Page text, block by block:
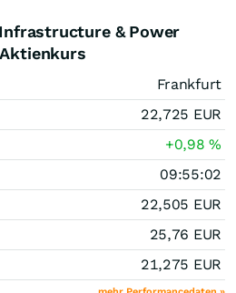
& Power
Frankfurt
22,725 EUR
+0,98%
09:55:02
22,505 EUR
25,76 EUR
21,275 EUR